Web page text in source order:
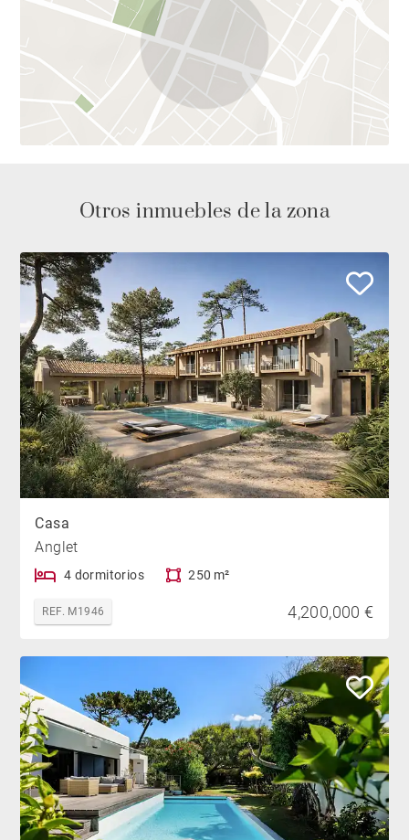
Otros inmuebles de la zona
Casa
Anglet
4 dormitorios 250 m²
REF. M1946 4,200,000 €